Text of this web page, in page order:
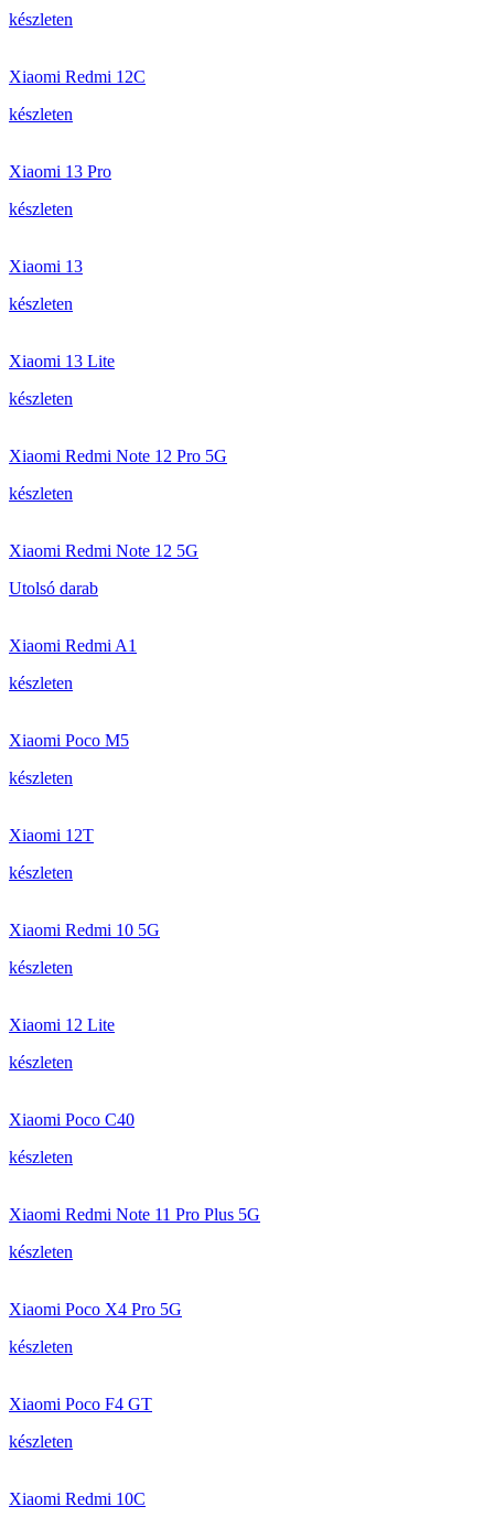
készleten
Xiaomi Redmi 12C
készleten
Xiaomi 13 Pro
készleten
Xiaomi 13
készleten
Xiaomi 13 Lite
készleten
Xiaomi Redmi Note 12 Pro 5G
készleten
Xiaomi Redmi Note 12 5G
Utolsó darab
Xiaomi Redmi A1
készleten
Xiaomi Poco M5
készleten
Xiaomi 12T
készleten
Xiaomi Redmi 10 5G
készleten
Xiaomi 12 Lite
készleten
Xiaomi Poco C40
készleten
Xiaomi Redmi Note 11 Pro Plus 5G
készleten
Xiaomi Poco X4 Pro 5G
készleten
Xiaomi Poco F4 GT
készleten
Xiaomi Redmi 10C